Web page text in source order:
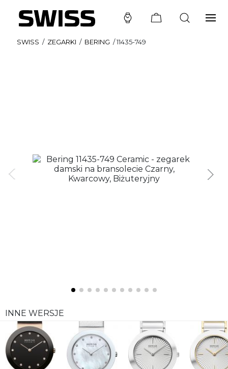
SWISS / ZEGARKI / BERING /11435-749
INNE WERSJE